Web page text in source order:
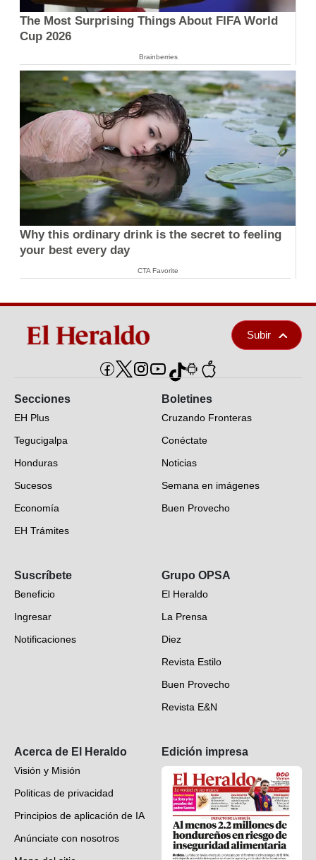
The Most Surprising Things About FIFA World
Cup 2026
Brainberries
Why this ordinary drink is the secret to feeling
your best every day
CTA Favorite
Subir
Secciones
EH Plus
Tegucigalpa
Honduras
Sucesos
Economía
EH Trámites
EH Verifica
Fotogalerías
Deportes
Videos
Boletines
Cruzando Fronteras
Conéctate
Noticias
Semana en imágenes
Buen Provecho
Suscríbete
Beneficio
Ingresar
Notificaciones
Grupo OPSA
El Heraldo
La Prensa
Diez
Revista Estilo
Buen Provecho
Revista E&N
Acerca de El Heraldo
Visión y Misión
Politicas de privacidad
Principios de aplicación de IA
Anúnciate con nosotros
Edición impresa